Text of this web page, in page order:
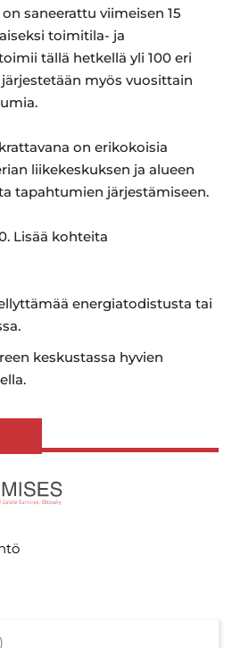
saneerattu viimeisen 15
toimitila- ja
tällä hetkellä yli 100 eri
myös vuosittain
on erikokoisia
liikekeskuksen ja alueen
tapahtumien järjestämiseen.
Lisää kohteita
energiatodistusta tai
keskustassa hyvien